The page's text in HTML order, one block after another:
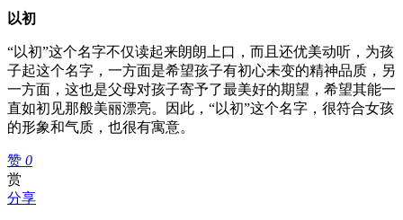
以初
“以初”这个名字不仅读起来朗朗上口，而且还优美动听，为孩
子起这个名字，一方面是希望孩子有初心未变的精神品质，另
一方面，这也是父母对孩子寄予了最美好的期望，希望其能一
直如初见那般美丽漂亮。因此，“以初”这个名字，很符合女孩
的形象和气质，也很有寓意。
赞 0
赏
分享